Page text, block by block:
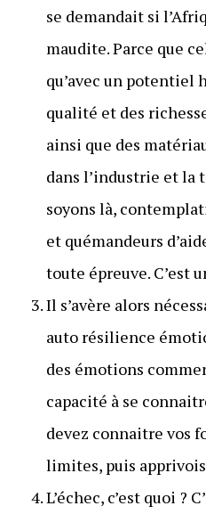
se demandait si
maudite. Parce que
qu’avec un potentiel
qualité et des
ainsi que des
dans l’industrie et la
soyons là,
et quémandeurs
toute épreuve. C’est
Il s’avère alors
auto résilience
des émotions
capacité à se
devez connaitre vos
limites, puis
L’échec, c’est quoi ?